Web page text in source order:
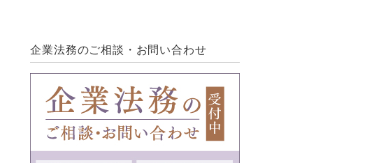
企業法務のご相談・お問い合わせ